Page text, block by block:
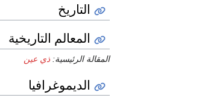
التاريخ
المعالم التاريخية
المقالة الرئيسية: ذي عين
الديموغرافيا